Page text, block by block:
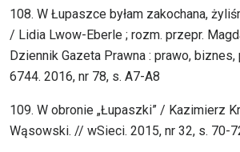
108. W Łupaszce byłam zakochana,
/ Lidia Lwow-Eberle ; rozm. przepr.
Dziennik Gazeta Prawna : prawo,
6744. 2016, nr 78, s. A7-A8
109. W obronie „Łupaszki” / Kazimierz
Wąsowski. // wSieci. 2015, nr 32, s. 70-